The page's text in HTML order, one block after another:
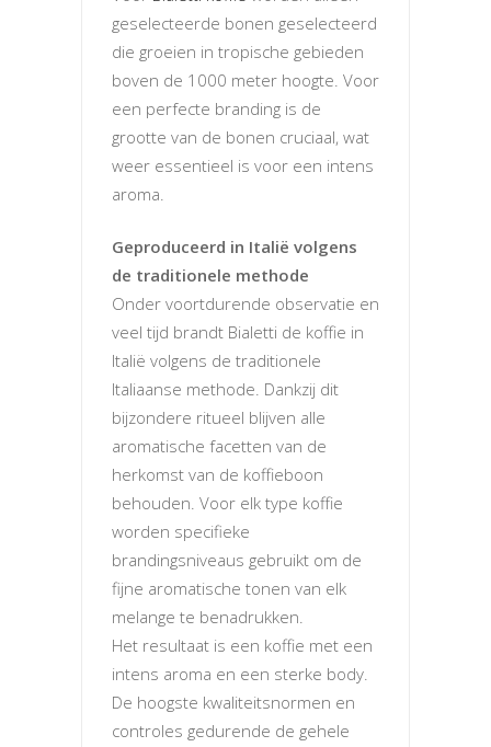
geselecteerde bonen geselecteerd
die groeien in tropische gebieden
boven de 1000 meter hoogte. Voor
een perfecte branding is de
grootte van de bonen cruciaal, wat
weer essentieel is voor een intens
aroma.
Geproduceerd in Italië volgens
de traditionele methode
Onder voortdurende observatie en
veel tijd brandt Bialetti de koffie in
Italië volgens de traditionele
Italiaanse methode. Dankzij dit
bijzondere ritueel blijven alle
aromatische facetten van de
herkomst van de koffieboon
behouden. Voor elk type koffie
worden specifieke
brandingsniveaus gebruikt om de
fijne aromatische tonen van elk
melange te benadrukken.
Het resultaat is een koffie met een
intens aroma en een sterke body.
De hoogste kwaliteitsnormen en
controles gedurende de gehele